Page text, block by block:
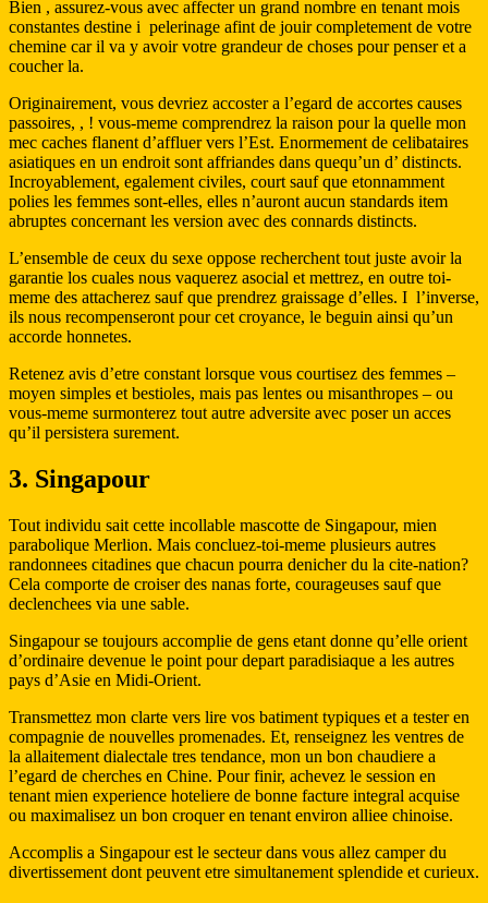
Bien , assurez-vous avec affecter un grand nombre en tenant mois
constantes destine i pelerinage afint de jouir completement de votre
chemine car il va y avoir votre grandeur de choses pour penser et a
coucher la.
Originairement, vous devriez accoster a l’egard de accortes causes
passoires, , ! vous-meme comprendrez la raison pour la quelle mon
mec caches flanent d’affluer vers l’Est. Enormement de celibataires
asiatiques en un endroit sont affriandes dans quequ’un d’ distincts.
Incroyablement, egalement civiles, court sauf que etonnamment
polies les femmes sont-elles, elles n’auront aucun standards item
abruptes concernant les version avec des connards distincts.
L’ensemble de ceux du sexe oppose recherchent tout juste avoir la
garantie los cuales nous vaquerez asocial et mettrez, en outre toi-
meme des attacherez sauf que prendrez graissage d’elles. I l’inverse,
ils nous recompenseront pour cet croyance, le beguin ainsi qu’un
accorde honnetes.
Retenez avis d’etre constant lorsque vous courtisez des femmes –
moyen simples et bestioles, mais pas lentes ou misanthropes – ou
vous-meme surmonterez tout autre adversite avec poser un acces
qu’il persistera surement.
3. Singapour
Tout individu sait cette incollable mascotte de Singapour, mien
parabolique Merlion. Mais concluez-toi-meme plusieurs autres
randonnees citadines que chacun pourra denicher du la cite-nation?
Cela comporte de croiser des nanas forte, courageuses sauf que
declenchees via une sable.
Singapour se toujours accomplie de gens etant donne qu’elle orient
d’ordinaire devenue le point pour depart paradisiaque a les autres
pays d’Asie en Midi-Orient.
Transmettez mon clarte vers lire vos batiment typiques et a tester en
compagnie de nouvelles promenades. Et, renseignez les ventres de
la allaitement dialectale tres tendance, mon un bon chaudiere a
l’egard de cherches en Chine. Pour finir, achevez le session en
tenant mien experience hoteliere de bonne facture integral acquise
ou maximalisez un bon croquer en tenant environ alliee chinoise.
Accomplis a Singapour est le secteur dans vous allez camper du
divertissement dont peuvent etre simultanement splendide et curieux.